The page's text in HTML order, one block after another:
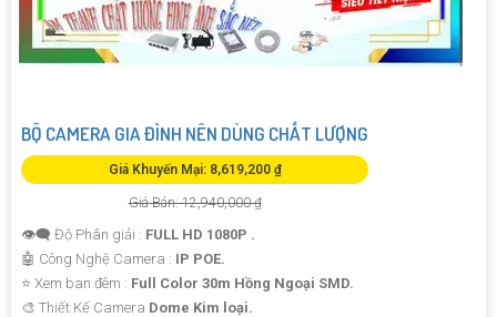
BỘ CAMERA GIA ĐÌNH NÊN DÙNG CHẤT LƯỢNG
Giá Khuyến Mại: 8,619,200 ₫
Giá Bán: 12,940,000 ₫
👁️‍🗨 Độ Phân giải : FULL HD 1080P .
🤖️ Công Nghệ Camera : IP POE.
⭐ Xem ban đêm : Full Color 30m Hồng Ngoại SMD.
🎨 Thiết Kế Camera Dome Kim loại.